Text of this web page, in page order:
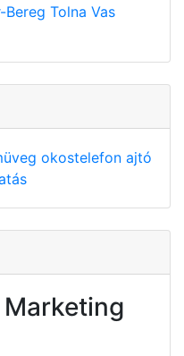
Bereg Tolna Vas
okostelefon ajtó